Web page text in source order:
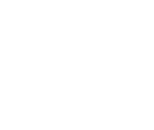
空氣品質資料請開啟